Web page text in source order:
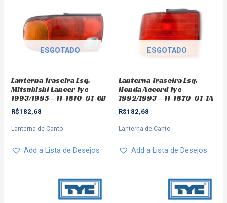
ESGOTADO
Lanterna Traseira Esq.
Mitsubishi Lancer Tyc
1993/1995 – 11-1810-01-6B
R$182,68
Lanterna de Canto
Add a Lista de Desejos
ESGOTADO
Lanterna Traseira Esq.
Honda Accord Tyc
1992/1993 – 11-1870-01-1A
R$182,68
Lanterna de Canto
Add a Lista de Desejos